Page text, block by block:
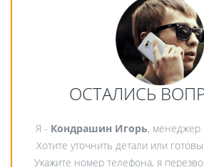
ОСТАЛИСЬ
Я - Кондрашин Игорь, менеджер
Хотите уточнить детали или готовы
Укажите номер телефона, я